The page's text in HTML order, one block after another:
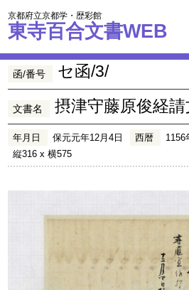
京都府立京都学・歴彩館
東寺百合文書WEB
函/番号 セ函/3/
文書名 摂津守藤原俊経請
年月日 保元元年12月4日 西暦 1156
縦316 x 横575